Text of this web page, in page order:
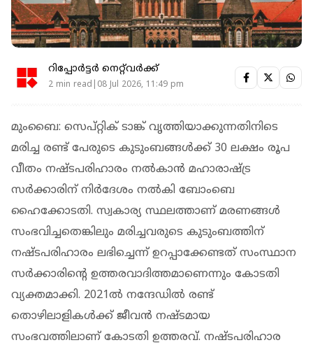
റിപ്പോർട്ടർ നെറ്റ്‌വര്‍ക്ക്‌
2 min read|08 Jul 2026, 11:49 pm
മുംബൈ: സെപ്റ്റിക് ടാങ്ക് വൃത്തിയാക്കുന്നതിനിടെ
മരിച്ച രണ്ട് പേരുടെ കുടുംബങ്ങള്‍ക്ക് 30 ലക്ഷം രൂപ
വീതം നഷ്ടപരിഹാരം നല്‍കാന്‍ മഹാരാഷ്ട്ര
സര്‍ക്കാരിന് നിര്‍ദേശം നല്‍കി ബോംബെ
ഹൈക്കോടതി. സ്വകാര്യ സ്ഥലത്താണ് മരണങ്ങള്‍
സംഭവിച്ചതെങ്കിലും മരിച്ചവരുടെ കുടുംബത്തിന്
നഷ്ടപരിഹാരം ലഭിച്ചെന്ന് ഉറപ്പാക്കേണ്ടത് സംസ്ഥാന
സര്‍ക്കാരിന്റെ ഉത്തരവാദിത്തമാണെന്നും കോടതി
വ്യക്തമാക്കി. 2021ല്‍ നന്ദേഡില്‍ രണ്ട്
തൊഴിലാളികള്‍ക്ക് ജീവന്‍ നഷ്ടമായ
സംഭവത്തിലാണ് കോടതി ഉത്തരവ്. നഷ്ടപരിഹാര